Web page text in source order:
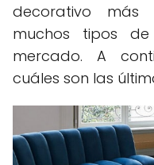
decorativo más
muchos tipos
mercado. A
cuáles son las